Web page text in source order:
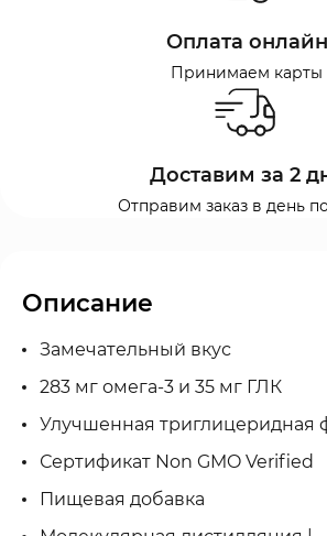
Оплата онлайн
Принимаем карты
Доставим за 2
Отправим заказ в день
Описание
Замечательный вкус
283 мг омега-3 и 35 мг ГЛК
Улучшенная триглицеридная
Сертификат Non GMO Verified
Пищевая добавка